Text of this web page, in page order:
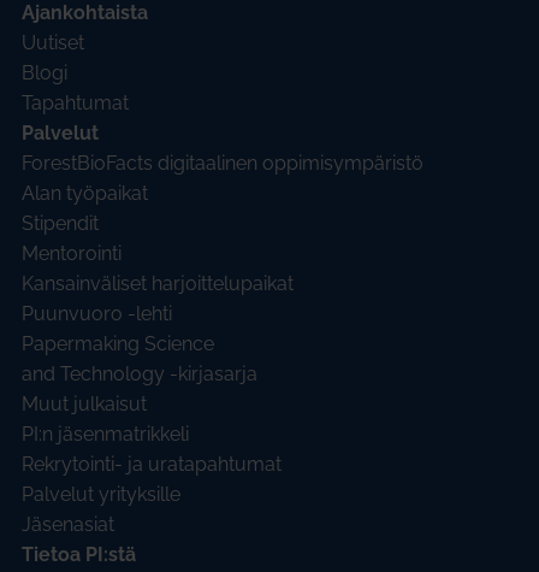
Ajankohtaista
Uutiset
Blogi
Tapahtumat
Palvelut
ForestBioFacts digitaalinen oppimisympäristö
Alan työpaikat
Stipendit
Mentorointi
Kansainväliset harjoittelupaikat
Puunvuoro -lehti
Papermaking Science
and Technology -kirjasarja
Muut julkaisut
PI:n jäsenmatrikkeli
Rekrytointi- ja uratapahtumat
Palvelut yrityksille
Jäsenasiat
Tietoa PI:stä